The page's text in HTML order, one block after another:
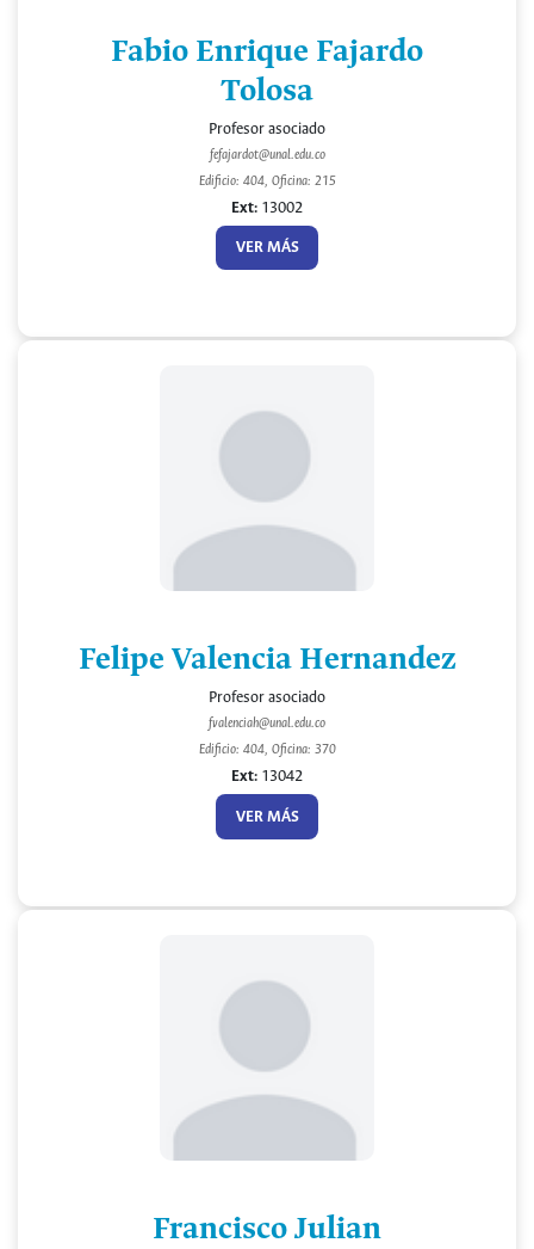
Fabio Enrique Fajardo
Tolosa
Profesor asociado
fefajardot@unal.edu.co
Edificio: 404, Oficina: 215
Ext: 13002
VER MÁS
Felipe Valencia Hernandez
Profesor asociado
fvalenciah@unal.edu.co
Edificio: 404, Oficina: 370
Ext: 13042
VER MÁS
Francisco Julian